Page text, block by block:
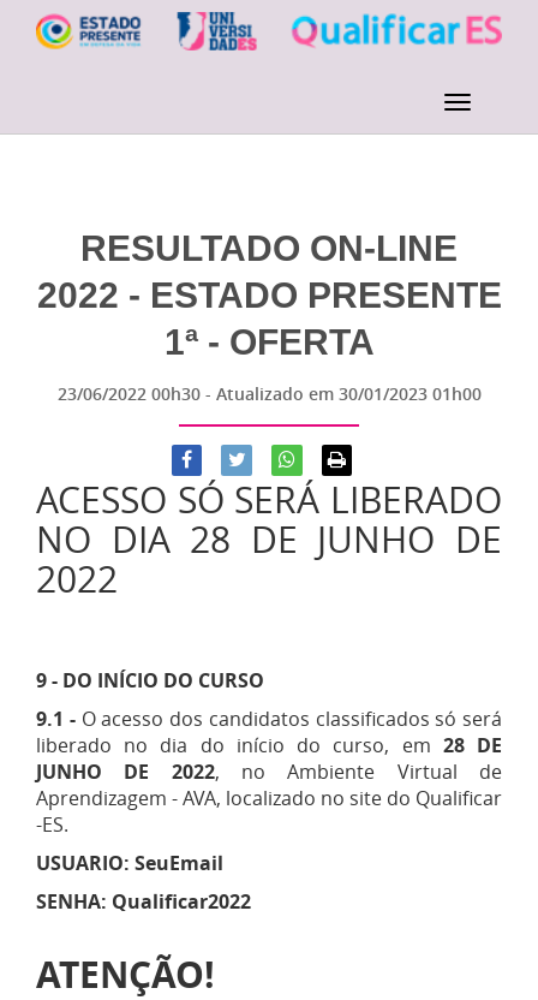
RESULTADO ON-LINE
2022 - ESTADO PRESENTE
1ª - OFERTA
23/06/2022 00h30 - Atualizado em 30/01/2023 01h00
ACESSO SÓ SERÁ LIBERADO
NO DIA 28 DE JUNHO DE
2022
9 - DO INÍCIO DO CURSO
9.1 -O acesso dos candidatos classificados só será
liberado no dia do início do curso, em 28 DE
JUNHO DE 2022, no Ambiente Virtual de
Aprendizagem - AVA, localizado no site do Qualificar
-ES.
USUARIO: SeuEmail
SENHA: Qualificar2022
ATENÇÃO!